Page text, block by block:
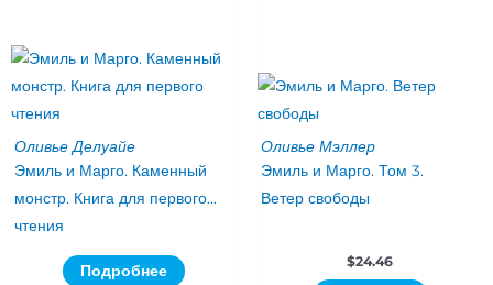
Оливье Делуайе
Эмиль и Марго. Каменный
монстр. Книга для первого
чтения
Подробнее
Оливье Мэллер
Эмиль и Марго. Том 3.
Ветер свободы
$24.46